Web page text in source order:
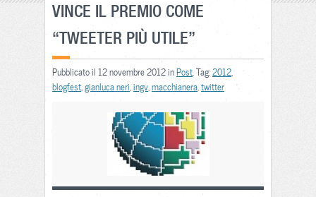
VINCE IL PREMIO COME
“TWEETER PIÙ UTILE”
Pubblicato il 12 novembre 2012 inPost . Tag:2012
blogfest gianluca neri ingv macchianera twitter